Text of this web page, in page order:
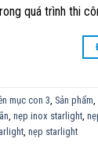
quá trình thi
mục con 3, Sản phẩm,
, nẹp inox starlight,
, nẹp starlight